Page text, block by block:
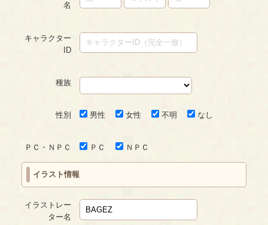
名
キャラクター
ID
種族
性別 男性 女性 不明 なし
ＰＣ・ＮＰＣ ＰＣ ＮＰＣ
イラスト情報
イラストレー
ター名